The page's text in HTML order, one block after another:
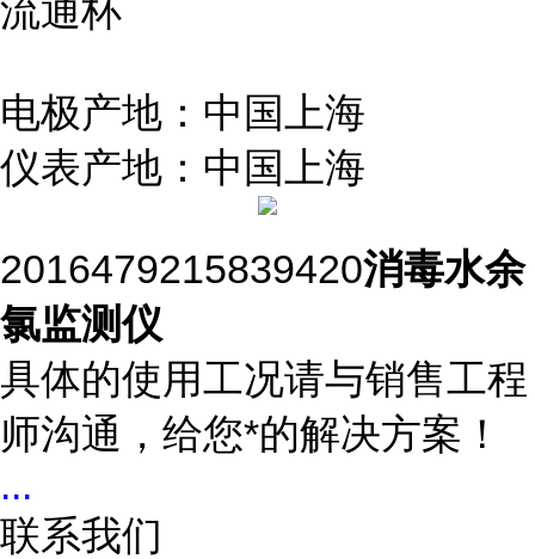
流通杯
电极产地：中国上海
仪表产地：中国上海
2016479215839420消毒水余
氯监测仪
具体的使用工况请与销售工程
师沟通，给您*的解决方案！
...
联系我们